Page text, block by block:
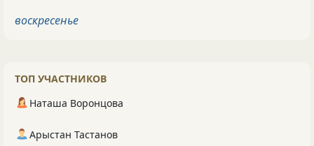
воскресенье
ТОП УЧАСТНИКОВ
Наташа Воронцова
Арыстан Тастанов